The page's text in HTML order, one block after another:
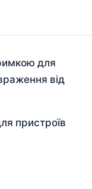
для
від
пристроїв